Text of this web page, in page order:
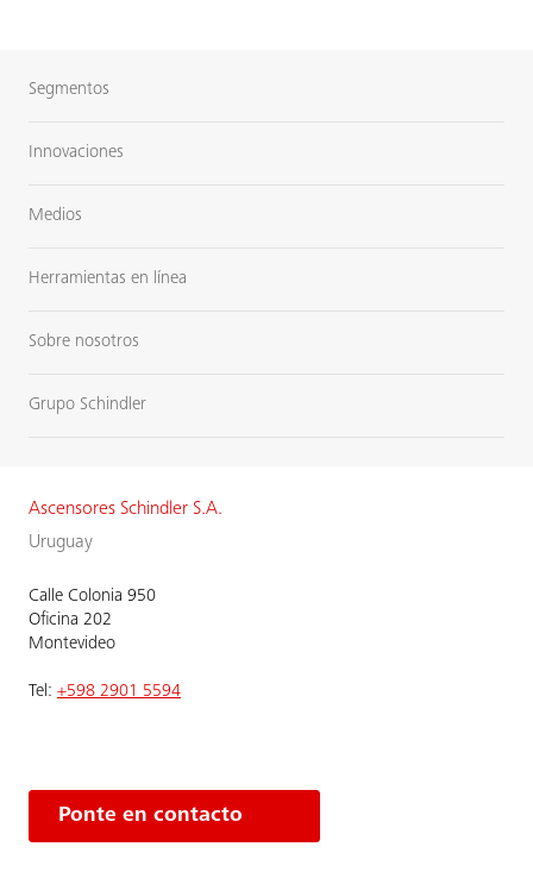
Segmentos
Innovaciones
Medios
Herramientas en línea
Sobre nosotros
Grupo Schindler
Ascensores Schindler S.A.
Uruguay
Calle Colonia 950
Oficina 202
Montevideo
Tel: +598 2901 5594
Ponte en contacto